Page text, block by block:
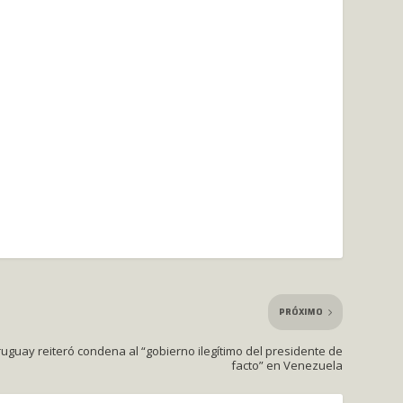
PRÓXIMO
reiteró condena al “gobierno ilegítimo del presidente de
facto” en Venezuela